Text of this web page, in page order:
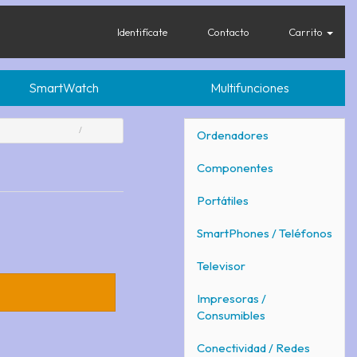
Identifícate Contacto Carrito
SmartWatch Multifunciones
Ordenadores
Componentes
Portátiles
SmartPhones / Teléfonos
Televisor
Impresoras /
Consumibles
Conectividad / Redes